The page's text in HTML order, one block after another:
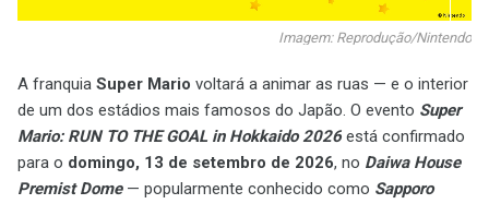
Imagem: Reprodução/Nintendo
A franquia Super Mario voltará a animar as ruas — e o interior
de um dos estádios mais famosos do Japão. O evento Super
Mario: RUN TO THE GOAL in Hokkaido 2026 está confirmado
para o domingo, 13 de setembro de 2026, no Daiwa House
Premist Dome— popularmente conhecido como Sapporo